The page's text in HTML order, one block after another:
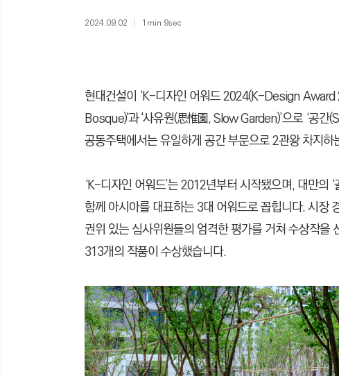
2024.09.02 1min 9sec
현대건설이 ‘K-디자인 어워드 2024(K-Design Award
Bosque)'과 '사유원(思惟園, Slow Garden)’으로 ‘공
공동주택에서는 유일하게 공간 부문으로 2관왕 차지하
‘K-디자인 어워드’는 2012년부터 시작됐으며, 대만의
함께 아시아를 대표하는 3대 어워드로 꼽힙니다. 시장
권위 있는 심사위원들의 엄격한 평가를 거쳐 수상작
313개의 작품이 수상했습니다.